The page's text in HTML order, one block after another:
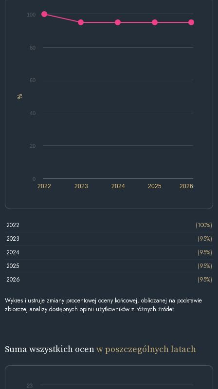
%
2022 2024 2026
2023 2025
0
20
40
60
80
100
2022
(100%)
2023
(95%)
2024
(95%)
2025
(95%)
2026
(95%)
Wykres ilustruje zmiany procentowej oceny końcowej, obliczanej na podstawie
zbiorczej analizy dostępnych opinii użytkowników z różnych źródeł.
Suma wszystkich ocenw poszczególnych latach
23